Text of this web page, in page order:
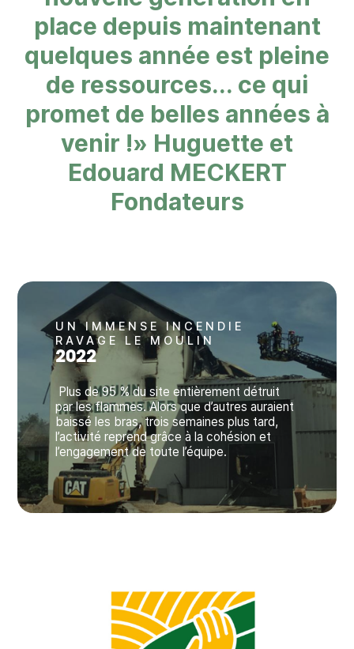
place depuis maintenant
quelques année est pleine
de ressources... ce qui
promet de belles années à
venir !» Huguette et
Edouard MECKERT
Fondateurs
UN IMMENSE INCENDIE
RAVAGE LE MOULIN
2022
Plus de 95 % du site entièrement détruit
par les flammes. Alors que d’autres auraient
baissé les bras, trois semaines plus tard,
l’activité reprend grâce à la cohésion et
l’engagement de toute l’équipe.